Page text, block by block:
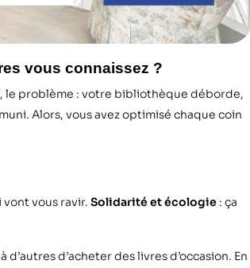
vous connaissez ?
le problème : votre bibliothèque déborde,
Alors, vous avez optimisé chaque coin
vous ravir. Solidarité et écologie : ça
d’acheter des livres d’occasion. En